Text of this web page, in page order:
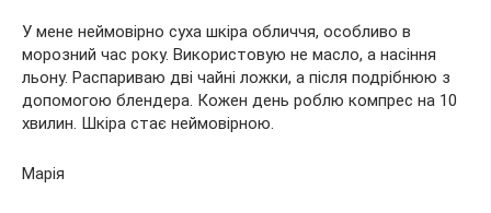
У мене неймовірно суха шкіра обличчя, особливо в
морозний час року. Використовую не масло, а насіння
льону. Распариваю дві чайні ложки, а після подрібнюю з
допомогою блендера. Кожен день роблю компрес на 10
хвилин. Шкіра стає неймовірною.
Марія